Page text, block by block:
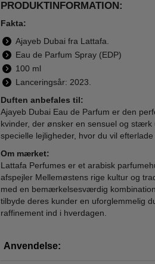
PRODUKTINFORMATION:
Fakta:
Ajayeb Dubai fra Lattafa.
Eau de Parfum Spray (EDP)
100 ml
Lanceringsår: 2023.
Duften anbefales til:
Ajayeb Dubai Eau de Parfum er den
kvinder, der ønsker en sensuel og
specielle lejligheder, hvor du vil
Om mærket:
Lattafa Perfumes er et arabisk
afspejler Mellemøstens rige kultur og
med en bemærkelsesværdig
tilbyde deres kunder en uforglemmelig
raffinement ind i hverdagen.
Anvendelse:
Lattafa Perfumes -
Opulent Oud Eau
400,00
129,00
LÆG I KURV
Lattafa
Angham Eau
179,00
LÆG I